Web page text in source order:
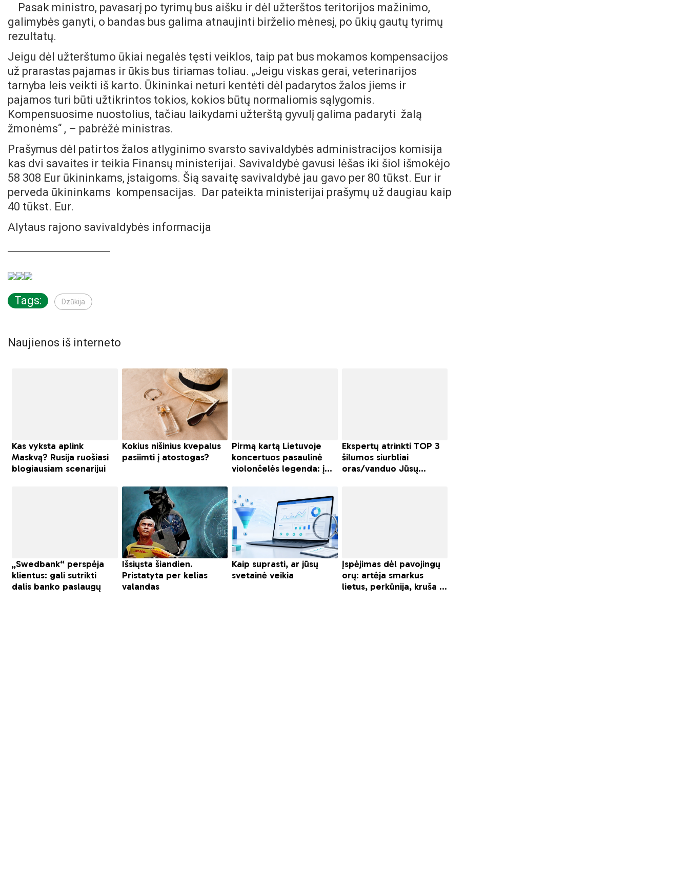
Pasak ministro, pavasarį po tyrimų bus aišku ir dėl užterštos teritorijos mažinimo,
galimybės ganyti, o bandas bus galima atnaujinti birželio mėnesį, po ūkių gautų tyrimų
rezultatų.
Jeigu dėl užterštumo ūkiai negalės tęsti veiklos, taip pat bus mokamos kompensacijos
už prarastas pajamas ir ūkis bus tiriamas toliau. „Jeigu viskas gerai, veterinarijos
tarnyba leis veikti iš karto. Ūkininkai neturi kentėti dėl padarytos žalos jiems ir
pajamos turi būti užtikrintos tokios, kokios būtų normaliomis sąlygomis.
Kompensuosime nuostolius, tačiau laikydami užterštą gyvulį galima padaryti žalą
žmonėms“ , – pabrėžė ministras.
Prašymus dėl patirtos žalos atlyginimo svarsto savivaldybės administracijos komisija
kas dvi savaites ir teikia Finansų ministerijai. Savivaldybė gavusi lėšas iki šiol išmokėjo
58 308 Eur ūkininkams, įstaigoms. Šią savaitę savivaldybė jau gavo per 80 tūkst. Eur ir
perveda ūkininkams kompensacijas. Dar pateikta ministerijai prašymų už daugiau kaip
40 tūkst. Eur.
Alytaus rajono savivaldybės informacija
Tags: Dzūkija
Naujienos iš interneto